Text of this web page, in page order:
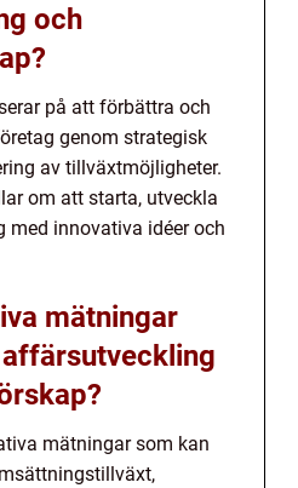
och
på att förbättra och
genom strategisk
av tillväxtmöjligheter.
om att starta, utveckla
med innovativa idéer och
mätningar
mätningar som kan